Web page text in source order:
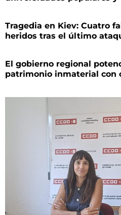
Tragedia en Kiev: Cuatro
heridos tras el último
El gobierno regional
patrimonio inmaterial con